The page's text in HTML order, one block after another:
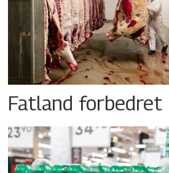
Fatland